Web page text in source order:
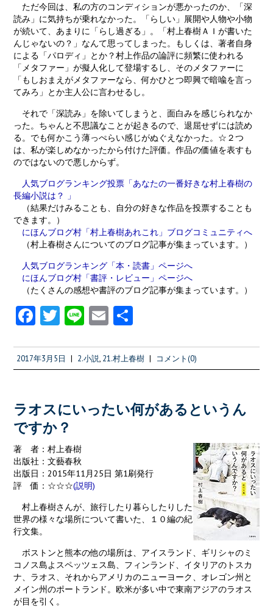
ただ今回は、私の方のコンディションが悪かったのか、「深
読み」に気持ちが乗れなかった。「らしい」展開や人物や小物
が続いて、あまりに「らし過ぎる」。「村上春樹ＡＩが書いた
んじゃないの？」なんて思ってしまった。もしくは、著者自身
による「パロディ」とか？村上作品の論評に頻繁に使われる
「メタファー」が擬人化して登場するし、そのメタファーに
「もしおまえがメタファーなら、何かひとつ即興で暗喩を言っ
てみろ」とか主人公に言わせるし。
それで「深読み」を除いてしまうと、面白みを感じられなか
った。ちゃんと不思議なことが起きるので、退屈せずには読め
る。でも何かこう薄っぺらい感じがぬぐえなかった。☆２つ
は、私が楽しめなかったから付けた評価。作品の価値を表すも
のではないので悪しからず。
人気ブログランキング投票「あなたの一番好きな村上春樹の
長編小説は？ 」
（結果だけみることも、自分の好きな作品を投票することも
できます。）
にほんブログ村「村上春樹あれこれ」ブログコミュニティへ
（村上春樹さんについてのブログ記事が集まっています。）
人気ブログランキング「本・読書」ページへ
にほんブログ村「書評・レビュー」ページへ
（たくさんの感想や書評のブログ記事が集まっています。）
Fa
b
o
k
T
itt
er
Li
e
E
ai
l
2017年3月5日 | 2.小説, 21.村上春樹 | コメント(0)
ラオスにいったい何があるというん
ですか？
著 者：村上春樹
出版社：文藝春秋
出版日：2015年11月25日 第1刷発行
評 価：☆☆☆(説明)
村上春樹さんが、旅行したり暮らしたりした
世界の様々な場所について書いた、１０編の紀
行文集。
ボストンと熊本の他の場所は、アイスランド、ギリシャのミ
コノス島よスペッツェス島、フィンランド、イタリアのトスカ
ナ、ラオス、それからアメリカのニューヨーク、オレゴン州と
メイン州のポートランド。欧米が多い中で東南アジアのラオス
が目を引く。